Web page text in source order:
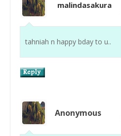
malindasakura
tahniah n happy bday to u..
Anonymous